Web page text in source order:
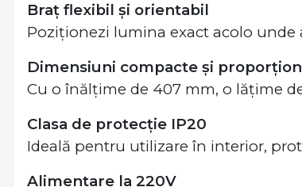
Braț flexibil și orientabil
Poziționezi lumina exact acolo
Dimensiuni compacte și
Cu o înălțime de 407 mm, o lățime
Clasa de protecție IP20
Ideală pentru utilizare în interior,
Alimentare la 220V